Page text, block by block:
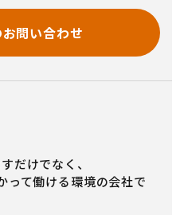
問い合わせ
だけでなく、
って働ける環境の会社で